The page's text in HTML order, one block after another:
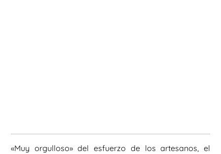
«Muy orgulloso» del esfuerzo de los artesanos, el